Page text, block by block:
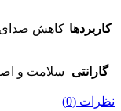
کاربردها کاهش صدای
گارانتی سلامت و
نظرات (0)